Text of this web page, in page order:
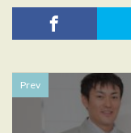
Prev